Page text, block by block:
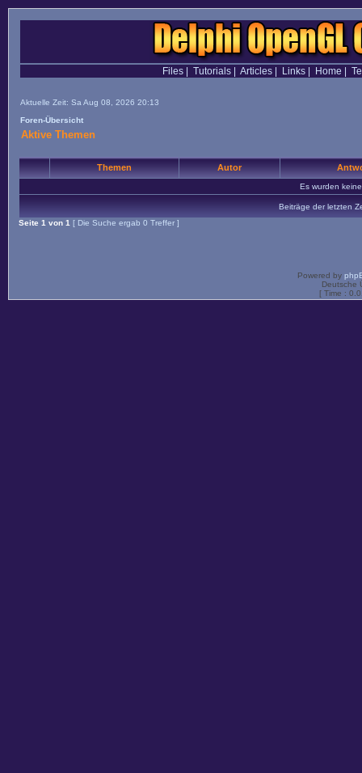
Files| Tutorials| Articles| Links| Home
Aktuelle Zeit: Sa Aug 08, 2026 20:13
Foren-Übersicht
Aktive Themen
Themen Autor
Es wurden
Beiträge der letzten
Seite 1 von 1 [ Die Suche ergab 0 Treffer ]
Powered by
Deutsche
[ Time :